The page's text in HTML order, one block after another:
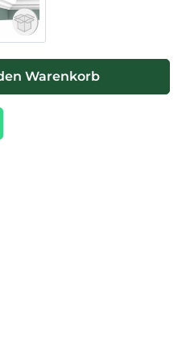
oder benutze die
Warenkorb